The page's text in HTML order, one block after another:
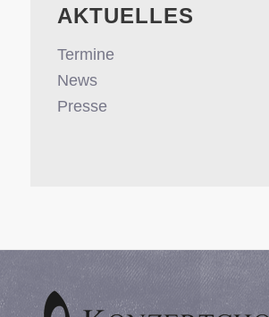
AKTUELLES
Termine
News
Presse